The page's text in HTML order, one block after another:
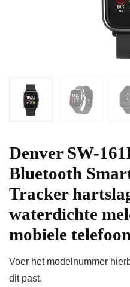
Denver SW-
Bluetooth
Tracker
waterdichte
mobiele
Voer het modelnummer
dit past.